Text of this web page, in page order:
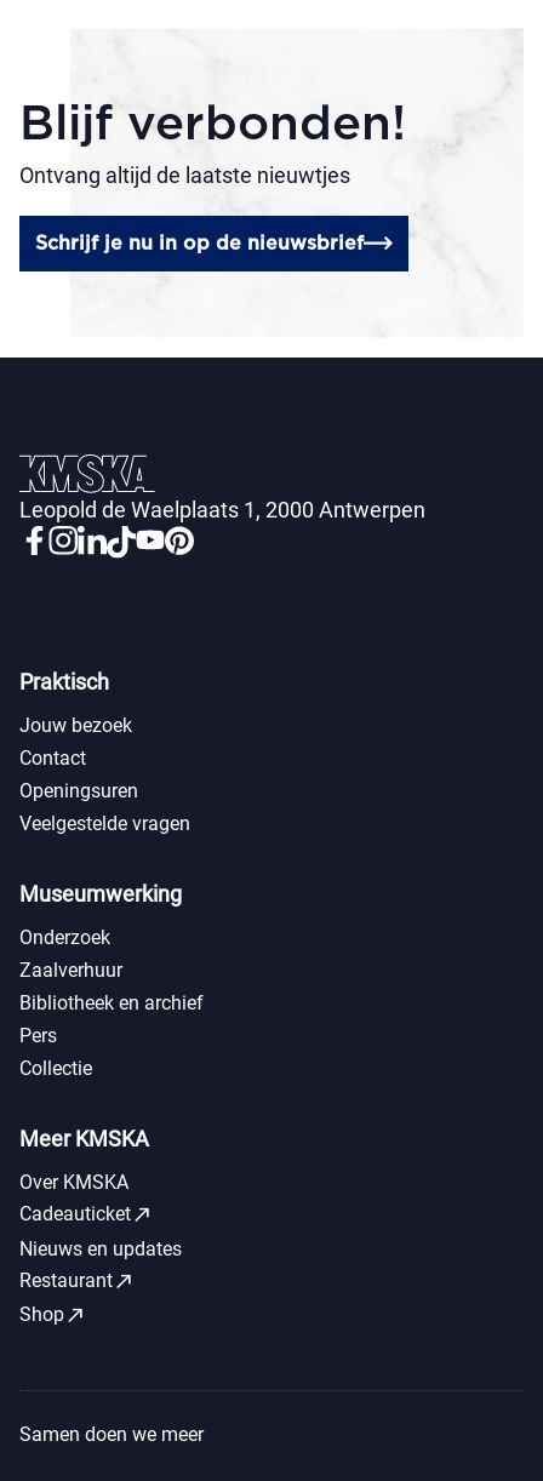
Blijf verbonden!
Ontvang altijd de laatste nieuwtjes
Schrijf je nu in op de nieuwsbrief
Leopold de Waelplaats 1, 2000 Antwerpen
Praktisch
Jouw bezoek
Contact
Openingsuren
Veelgestelde vragen
Museumwerking
Onderzoek
Zaalverhuur
Bibliotheek en archief
Pers
Collectie
Meer KMSKA
Over KMSKA
Cadeauticketcall_made
Nieuws en updates
Restaurantcall_made
Shopcall_made
Samen doen we meer